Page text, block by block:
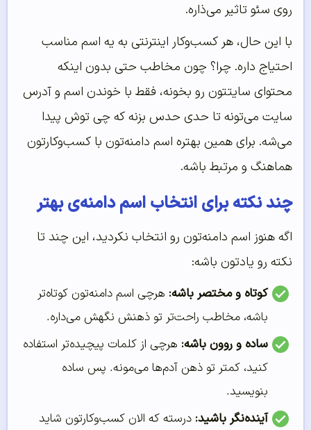
روی سئو تاثیر می‌ذاره.
با این حال، هر کسب‌وکار اینترنتی به یه اسم مناسب
احتیاج داره. چرا؟ چون مخاطب حتی بدون اینکه
محتوای سایتتون رو بخونه، فقط با خوندن اسم و آدرس
سایت می‌تونه تا حدی حدس بزنه که چی توش پیدا
می‌شه. برای همین بهتره اسم دامنه‌تون با کسب‌وکارتون
هماهنگ و مرتبط باشه.
چند نکته برای انتخاب اسم دامنه‌ی بهتر
اگه هنوز اسم دامنه‌تون رو انتخاب نکردید، این چند تا
نکته رو یادتون باشه:
کوتاه و مختصر باشه: هرچی اسم دامنه‌تون کوتاه‌تر
باشه، مخاطب راحت‌تر تو ذهنش نگهش می‌داره.
ساده و روون باشه: هرچی از کلمات پیچیده‌تر استفاده
کنید، کمتر تو ذهن آدم‌ها می‌مونه. پس ساده
بنویسید.
آینده‌نگر باشید: درسته که الان کسب‌وکارتون شاید